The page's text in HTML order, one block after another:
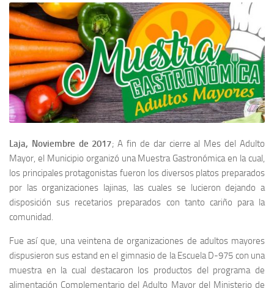
Laja, Noviembre de 2017; A fin de dar cierre al Mes del Adulto
Mayor, el Municipio organizó una Muestra Gastronómica en la cual,
los principales protagonistas fueron los diversos platos preparados
por las organizaciones lajinas, las cuales se lucieron dejando a
disposición sus recetarios preparados con tanto cariño para la
comunidad.
Fue así que, una veintena de organizaciones de adultos mayores
dispusieron sus estand en el gimnasio de la Escuela D-975 con una
muestra en la cual destacaron los productos del programa de
alimentación Complementario del Adulto Mayor del Ministerio de